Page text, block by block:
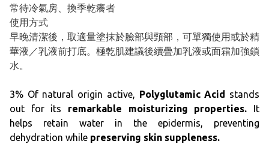
常待冷氣房、換季乾癢者
使用方式
早晚清潔後，取適量塗抹於臉部與頸部，可單獨使用或於精
華液／乳液前打底。極乾肌建議後續疊加乳液或面霜加強鎖
水。
3% Of natural origin active, Polyglutamic Acid stands
out for its remarkable moisturizing properties.
It
helps retain water in the epidermis, preventing
dehydration while preserving skin suppleness.